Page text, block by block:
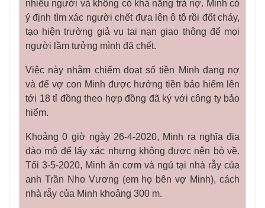
nhiều người và không có khả năng trả nợ. Minh có
ý định tìm xác người chết đưa lên ô tô rồi đốt cháy,
tạo hiện trường giả vụ tai nạn giao thông để mọi
người lầm tưởng mình đã chết.
Việc này nhằm chiếm đoạt số tiền Minh đang nợ
và để vợ con Minh được hưởng tiền bảo hiểm lên
tới 18 tỉ đồng theo hợp đồng đã ký với công ty bảo
hiểm.
Khoảng 0 giờ ngày 26-4-2020, Minh ra nghĩa địa
đào mộ để lấy xác nhưng không được nên bỏ về.
Tối 3-5-2020, Minh ăn cơm và ngủ tại nhà rẫy của
anh Trần Nho Vương (em họ bên vợ Minh), cách
nhà rẫy của Minh khoảng 300 m.